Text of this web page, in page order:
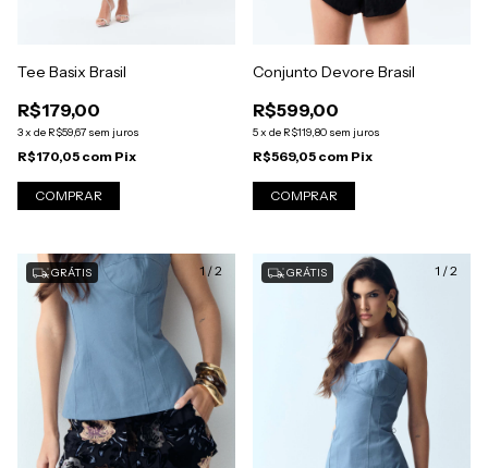
Tee Basix Brasil
R$179,00
3x de R$59,67 sem juros
R$170,05 com Pix
COMPRAR
Conjunto Devore Brasil
R$599,00
5x de R$119,80 sem juros
R$569,05 com Pix
COMPRAR
1/2
GRÁTIS 1 /2
GRÁTIS